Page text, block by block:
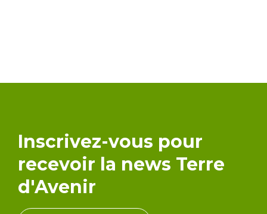
Inscrivez-vous pour
recevoir la news Terre
d'Avenir